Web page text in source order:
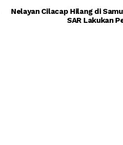
Nelayan Cilacap Hilang di
SAR Lakukan